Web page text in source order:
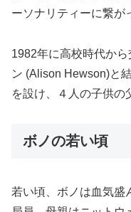
ーソナリティーに繋が
1982年に高校時代か
ン (Alison Hewson)と
を設け、４人の子供の
ボノの若い頃
若い頃、ボノは血気盛